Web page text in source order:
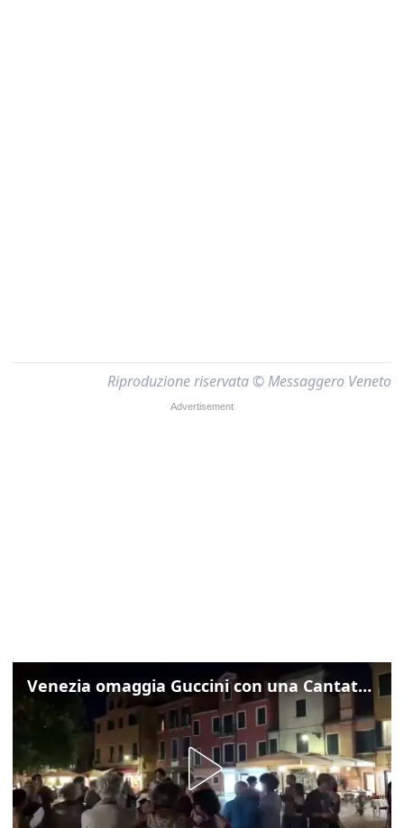
Riproduzione riservata © Messaggero Veneto
Venezia omaggia Guccini con una Cantata Anarchica in campo Santa Margherita